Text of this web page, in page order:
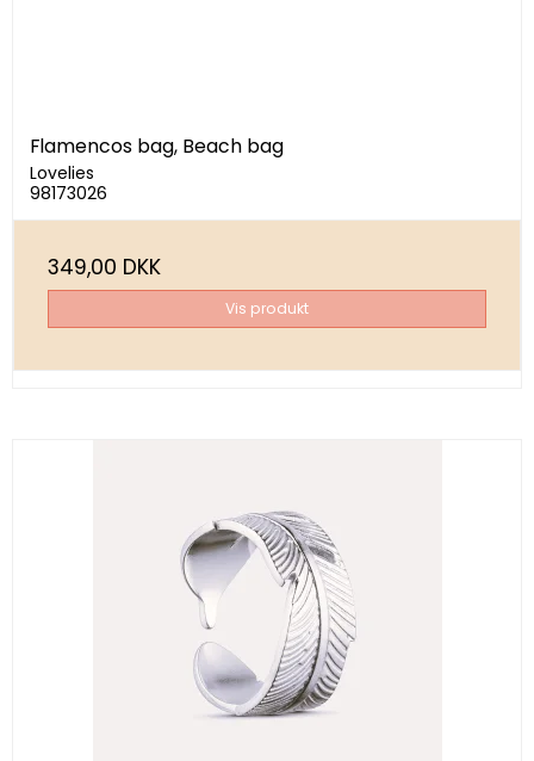
Flamencos bag, Beach bag
Lovelies
98173026
349,00 DKK
Vis produkt